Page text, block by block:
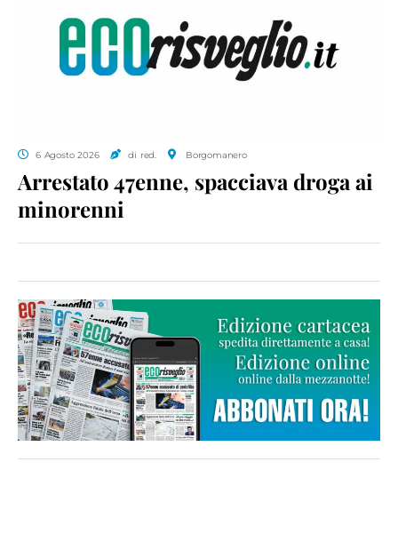
6 Agosto 2026 di red. Borgomanero
Arrestato 47enne, spacciava droga ai
minorenni